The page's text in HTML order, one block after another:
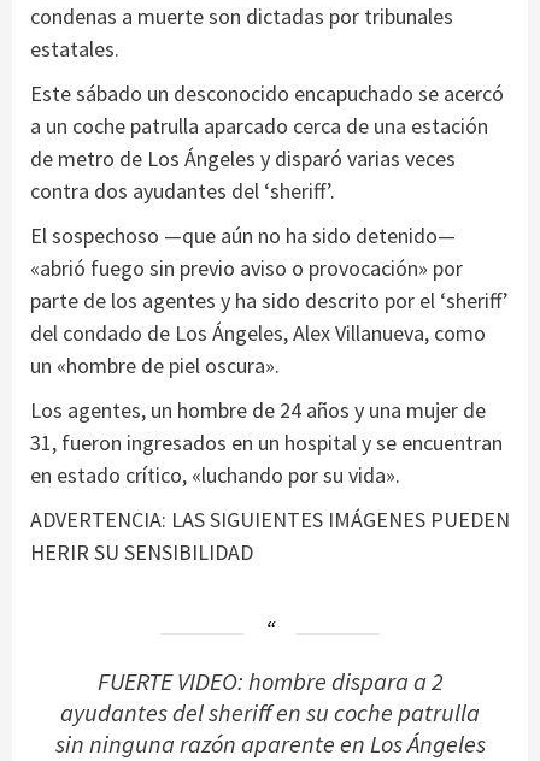
condenas a muerte son dictadas por tribunales
estatales.
Este sábado un desconocido encapuchado se acercó
a un coche patrulla aparcado cerca de una estación
de metro de Los Ángeles y disparó varias veces
contra dos ayudantes del ‘sheriff’.
El sospechoso —que aún no ha sido detenido—
«abrió fuego sin previo aviso o provocación» por
parte de los agentes y ha sido descrito por el ‘sheriff’
del condado de Los Ángeles, Alex Villanueva, como
un «hombre de piel oscura».
Los agentes, un hombre de 24 años y una mujer de
31, fueron ingresados en un hospital y se encuentran
en estado crítico, «luchando por su vida».
ADVERTENCIA: LAS SIGUIENTES IMÁGENES PUEDEN
HERIR SU SENSIBILIDAD
FUERTE VIDEO: hombre dispara a 2
ayudantes del sheriff en su coche patrulla
sin ninguna razón aparente en Los Ángeles